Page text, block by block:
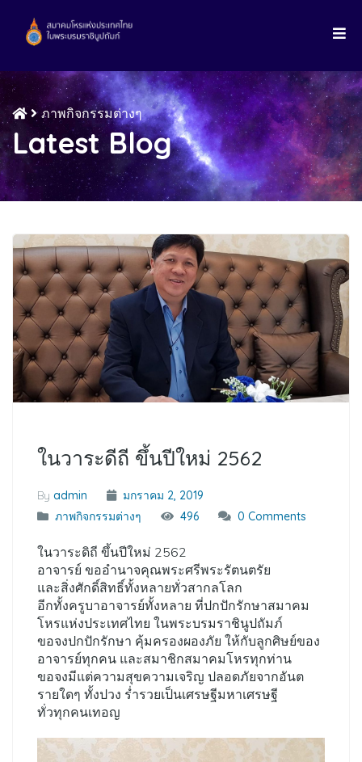
ภาพกิจกรรมต่างๆ
Latest Blog
ในวาระดีถี ขึ้นปีใหม่ 2562
By admin
มกราคม 2, 2019
ภาพกิจกรรมต่างๆ
496 0 Comments
ในวาระดิถี ขึ้นปีใหม่ 2562
อาจารย์ ขออำนาจคุณพระศรีพระรัตนตรัย
และสิ่งศักดิ์สิทธิ์ทั้งหลายทั่วสากลโลก
อีกทั้งครูบาอาจารย์ทั้งหลาย ที่ปกปักรักษาสมาคม
โหรแห่งประเทศไทย ในพระบรมราชินูปถัมภ์
ขอจงปกปักรักษา คุ้มครองผองภัย ให้กับลูกศิษย์ของ
อาจารย์ทุกคน และสมาชิกสมาคมโหรทุกท่าน
ขอจงมีแต่ความสุขความเจริญ ปลอดภัยจากอันต
รายใดๆ ทั้งปวง ร่ำรวยเป็นเศรษฐีมหาเศรษฐี
ทั่วทุกคนเทอญ